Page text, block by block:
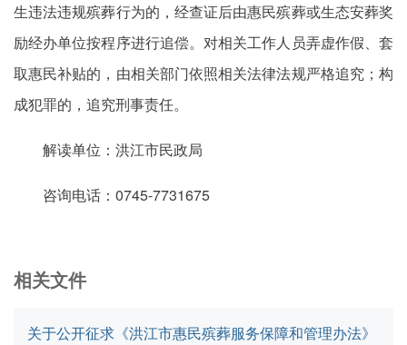
生违法违规殡葬行为的，经查证后由惠民殡葬或生态安葬奖
励经办单位按程序进行追偿。对相关工作人员弄虚作假、套
取惠民补贴的，由相关部门依照相关法律法规严格追究；构
成犯罪的，追究刑事责任。
解读单位：洪江市民政局
咨询电话：0745-7731675
相关文件
关于公开征求《洪江市惠民殡葬服务保障和管理办法》